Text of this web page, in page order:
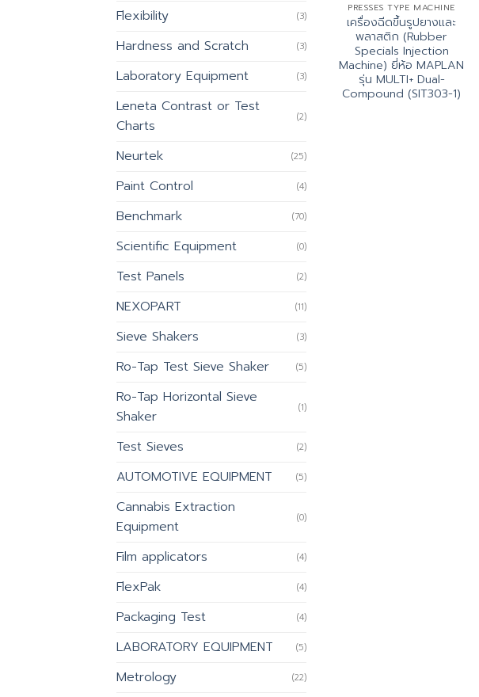
Flexibility (3)
Hardness and Scratch (3)
Laboratory Equipment (3)
Leneta Contrast or Test
Charts
(2)
Neurtek (25)
Paint Control (4)
Benchmark (70)
Scientific Equipment (0)
Test Panels (2)
NEXOPART (11)
Sieve Shakers (3)
Ro-Tap Test Sieve Shaker (5)
Ro-Tap Horizontal Sieve
Shaker
(1)
Test Sieves (2)
AUTOMOTIVE EQUIPMENT (5)
Cannabis Extraction
Equipment
(0)
Film applicators (4)
FlexPak (4)
Packaging Test (4)
LABORATORY EQUIPMENT (5)
Metrology (22)
PRESSES TYPE MACHINE
เครื่องฉีดขึ้นรูปยางและ
พลาสติก (Rubber
Specials Injection
Machine) ยี่ห้อ MAPLAN
รุ่น MULTI+ Dual-
Compound (SIT303-1)